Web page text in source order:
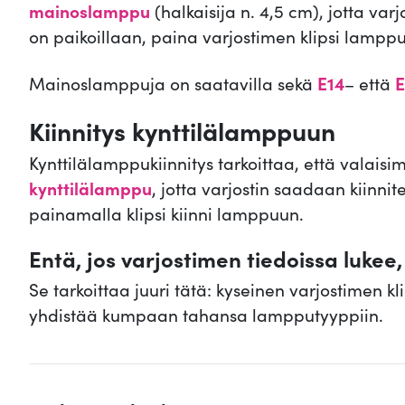
mainoslamppu (halkaisija n. 4,5 cm), jotta
on paikoillaan, paina varjostimen klipsi
Mainoslamppuja on saatavilla sekä E14– että
Kiinnitys kynttilälamppuun
Kynttilälamppukiinnitys tarkoittaa, että
kynttilälamppu, jotta varjostin saadaan
painamalla klipsi kiinni lamppuun.
Entä, jos varjostimen tiedoissa
Se tarkoittaa juuri tätä: kyseinen varjostimen
yhdistää kumpaan tahansa lampputyyppiin.